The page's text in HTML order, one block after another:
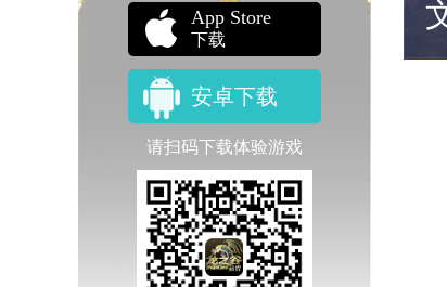
App Store
下载
安卓下载
请扫码下载体验游戏